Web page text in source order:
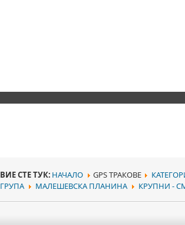
ВИЕ СТЕ ТУК: НАЧАЛО GPS ТРАКОВЕ
ГРУПА
МАЛЕШЕВСКА ПЛАНИНА КРУПНИ -